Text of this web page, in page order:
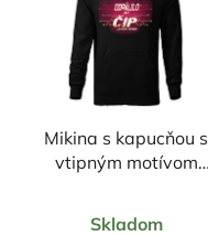
Mikina s kapucňou s
vtipným motívom
Skladom